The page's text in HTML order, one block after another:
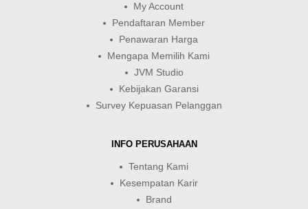
My Account
Pendaftaran Member
Penawaran Harga
Mengapa Memilih Kami
JVM Studio
Kebijakan Garansi
Survey Kepuasan Pelanggan
INFO PERUSAHAAN
Tentang Kami
Kesempatan Karir
Brand